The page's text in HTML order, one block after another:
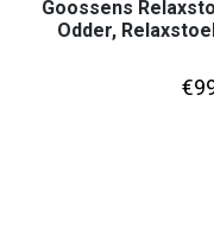
Goossens
Odder,
€